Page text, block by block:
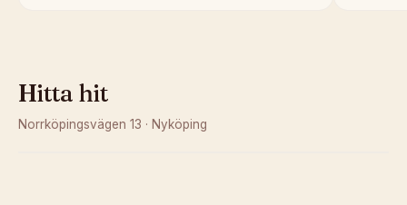
Hitta hit
Norrköpingsvägen 13 · Nyköping